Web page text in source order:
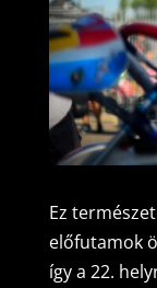
Ez
előfutamok
így a 22.